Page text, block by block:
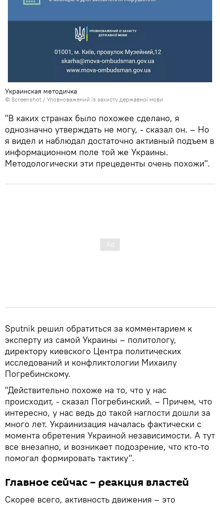
Украинская методичка
© Screenshot / Уповноважений із захисту державної мови
"В каких странах было похожее сделано, я
однозначно утверждать не могу, - сказал он. – Но
я видел и наблюдал достаточно активный подъем в
информационном поле той же Украины.
Методологически эти прецеденты очень похожи".
Sputnik решил обратиться за комментарием к
эксперту из самой Украины – политологу,
директору киевского Центра политических
исследований и конфликтологии Михаилу
Погребинскому.
"Действительно похоже на то, что у нас
происходит, - сказал Погребинский. – Причем, что
интересно, у нас ведь до такой наглости дошли за
много лет. Украинизация началась фактически с
момента обретения Украиной независимости. А тут
все внезапно, и возникает подозрение, что кто-то
помогал формировать тактику".
Главное сейчас – реакция властей
Скорее всего, активность движения – это